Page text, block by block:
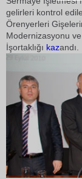
gelirleri kontrol
Örenyerleri
Modernizasyonu ve
İşortaklığı kazandı.